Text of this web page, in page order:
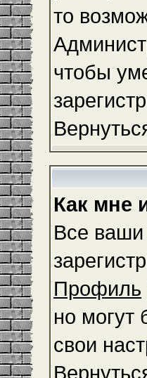
то
чтобы
Как мне
Все ваши
Профиль
но могут
свои